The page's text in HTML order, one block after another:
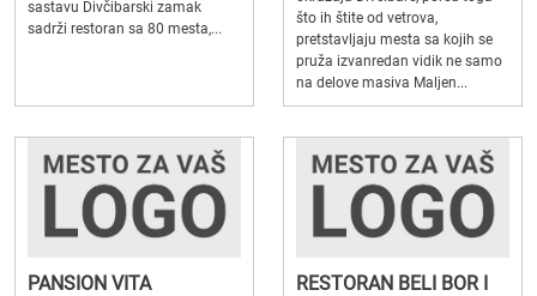
sastavu Divčibarski zamak
sadrži restoran sa 80 mesta,...
što ih štite od vetrova,
pretstavljaju mesta sa kojih se
pruža izvanredan vidik ne samo
na delove masiva Maljen...
PANSION VITA
RESTORAN BELI BOR I